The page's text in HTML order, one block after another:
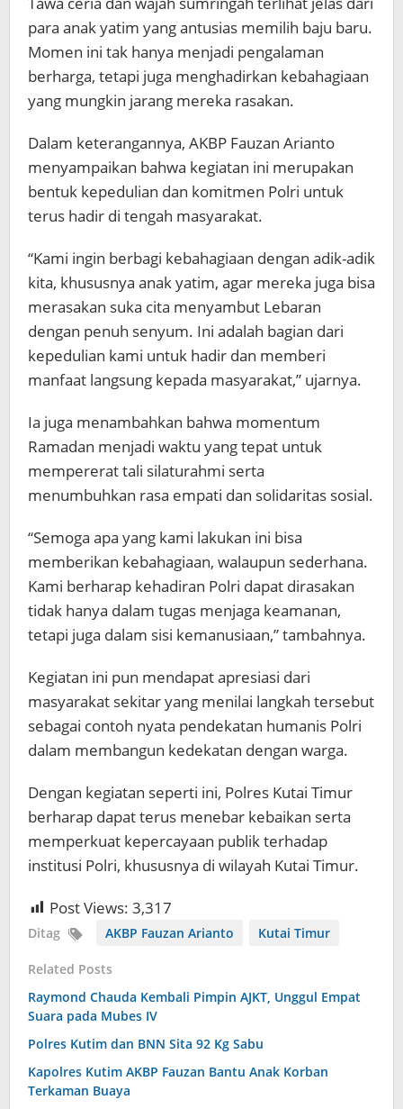
para anak yatim yang antusias memilih baju baru.
Momen ini tak hanya menjadi pengalaman
berharga, tetapi juga menghadirkan kebahagiaan
yang mungkin jarang mereka rasakan.
Dalam keterangannya, AKBP Fauzan Arianto
menyampaikan bahwa kegiatan ini merupakan
bentuk kepedulian dan komitmen Polri untuk
terus hadir di tengah masyarakat.
“Kami ingin berbagi kebahagiaan dengan adik-adik
kita, khususnya anak yatim, agar mereka juga bisa
merasakan suka cita menyambut Lebaran
dengan penuh senyum. Ini adalah bagian dari
kepedulian kami untuk hadir dan memberi
manfaat langsung kepada masyarakat,” ujarnya.
Ia juga menambahkan bahwa momentum
Ramadan menjadi waktu yang tepat untuk
mempererat tali silaturahmi serta
menumbuhkan rasa empati dan solidaritas sosial.
“Semoga apa yang kami lakukan ini bisa
memberikan kebahagiaan, walaupun sederhana.
Kami berharap kehadiran Polri dapat dirasakan
tidak hanya dalam tugas menjaga keamanan,
tetapi juga dalam sisi kemanusiaan,” tambahnya.
Kegiatan ini pun mendapat apresiasi dari
masyarakat sekitar yang menilai langkah tersebut
sebagai contoh nyata pendekatan humanis Polri
dalam membangun kedekatan dengan warga.
Dengan kegiatan seperti ini, Polres Kutai Timur
berharap dapat terus menebar kebaikan serta
memperkuat kepercayaan publik terhadap
institusi Polri, khususnya di wilayah Kutai Timur.
Post Views: 3,317
Ditag AKBP Fauzan Arianto Kutai Timur
Related Posts
Raymond Chauda Kembali Pimpin AJKT, Unggul Empat
Suara pada Mubes IV
Polres Kutim dan BNN Sita 92 Kg Sabu
Kapolres Kutim AKBP Fauzan Bantu Anak Korban
Terkaman Buaya